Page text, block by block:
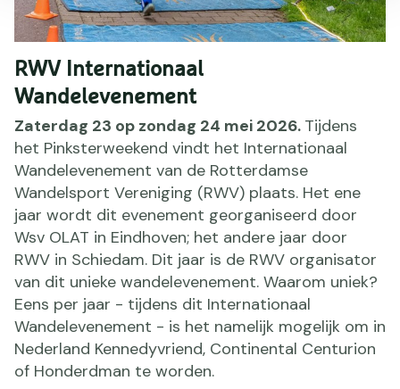
RWV Internationaal
Wandelevenement
Zaterdag 23 op zondag 24 mei 2026. Tijdens
het Pinksterweekend vindt het Internationaal
Wandelevenement van de Rotterdamse
Wandelsport Vereniging (RWV) plaats. Het ene
jaar wordt dit evenement georganiseerd door
Wsv OLAT in Eindhoven; het andere jaar door
RWV in Schiedam. Dit jaar is de RWV organisator
van dit unieke wandelevenement. Waarom uniek?
Eens per jaar - tijdens dit Internationaal
Wandelevenement - is het namelijk mogelijk om in
Nederland Kennedyvriend, Continental Centurion
of Honderdman te worden.